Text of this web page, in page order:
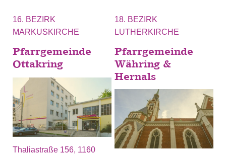
16. BEZIRK
MARKUSKIRCHE
Pfarrgemeinde
Ottakring
Thaliastraße 156, 1160
18. BEZIRK
LUTHERKIRCHE
Pfarrgemeinde
Währing &
Hernals